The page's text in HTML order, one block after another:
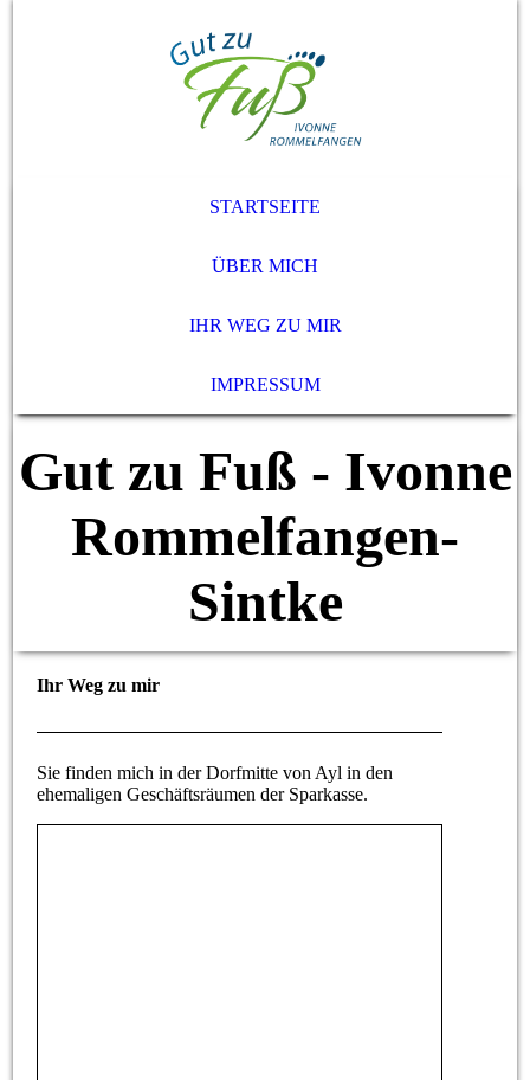
STARTSEITE
ÜBER MICH
IHR WEG ZU MIR
IMPRESSUM
Gut zu Fuß - Ivonne
Rommelfangen-
Sintke
Ihr Weg zu mir
Sie finden mich in der Dorfmitte von Ayl in den
ehemaligen Geschäftsräumen der Sparkasse.